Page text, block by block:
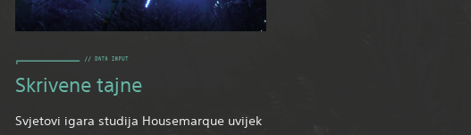
Skrivene tajne
Svjetovi igara studija Housemarque uvijek